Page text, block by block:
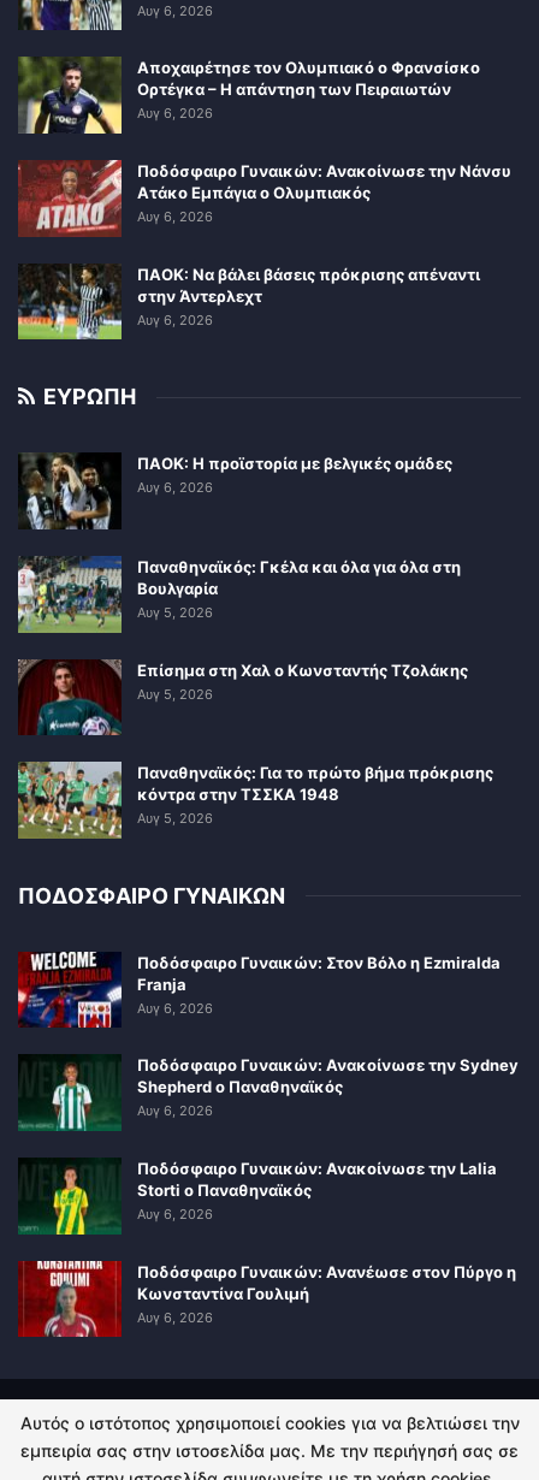
Αυγ 6, 2026
Αποχαιρέτησε τον Ολυμπιακό ο Φρανσίσκο
Ορτέγκα – Η απάντηση των Πειραιωτών
Αυγ 6, 2026
Ποδόσφαιρο Γυναικών: Ανακοίνωσε την Νάνσυ
Ατάκο Εμπάγια ο Ολυμπιακός
Αυγ 6, 2026
ΠΑΟΚ: Να βάλει βάσεις πρόκρισης απέναντι
στην Άντερλεχτ
Αυγ 6, 2026
ΕΥΡΩΠΗ
ΠΑΟΚ: Η προϊστορία με βελγικές ομάδες
Αυγ 6, 2026
Παναθηναϊκός: Γκέλα και όλα για όλα στη
Βουλγαρία
Αυγ 5, 2026
Επίσημα στη Χαλ ο Κωνσταντής Τζολάκης
Αυγ 5, 2026
Παναθηναϊκός: Για το πρώτο βήμα πρόκρισης
κόντρα στην ΤΣΣΚΑ 1948
Αυγ 5, 2026
ΠΟΔΟΣΦΑΙΡΟ ΓΥΝΑΙΚΩΝ
Ποδόσφαιρο Γυναικών: Στον Βόλο η Ezmiralda
Franja
Αυγ 6, 2026
Ποδόσφαιρο Γυναικών: Ανακοίνωσε την Sydney
Shepherd ο Παναθηναϊκός
Αυγ 6, 2026
Ποδόσφαιρο Γυναικών: Ανακοίνωσε την Lalia
Storti ο Παναθηναϊκός
Αυγ 6, 2026
Ποδόσφαιρο Γυναικών: Ανανέωσε στον Πύργο η
Κωνσταντίνα Γουλιμή
Αυγ 6, 2026
ΠΟΛΙΤΙΚΗ ΑΠΟΡΡΗΤΟΥ ΕΠΙΚΟΙΝΩΝΙΑ
Αυτός ο ιστότοπος χρησιμοποιεί cookies για να βελτιώσει την
εμπειρία σας στην ιστοσελίδα μας. Με την περιήγησή σας σε